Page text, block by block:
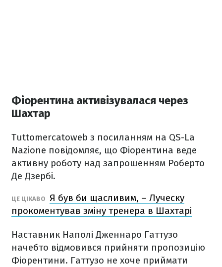
Фіорентина активізувалася через
Шахтар
Tuttomercatoweb з посиланням на QS-La
Nazione повідомляє, що Фіорентина веде
активну роботу над запрошенням Роберто
Де Дзербі.
ЦЕ ЦІКАВО Я був би щасливим, – Луческу
прокоментував зміну тренера в Шахтарі
Наставник Наполі Дженнаро Гаттузо
начебто відмовився прийняти пропозицію
Фіорентини. Гаттузо не хоче приймати